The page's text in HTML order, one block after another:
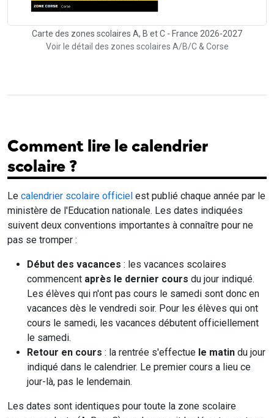
Carte des zones scolaires A, B et C - France 2026-2027
Voir le détail des zones scolaires A/B/C & Corse
Comment lire le calendrier
scolaire ?
Le calendrier scolaire officiel est publié chaque année par le
ministère de l'Education nationale. Les dates indiquées
suivent deux conventions importantes à connaître pour ne
pas se tromper :
Début des vacances : les vacances scolaires
commencent après le dernier cours du jour indiqué.
Les élèves qui n'ont pas cours le samedi sont donc en
vacances dès le vendredi soir. Pour les élèves qui ont
cours le samedi, les vacances débutent officiellement
le samedi.
Retour en cours : la rentrée s'effectue le matin du jour
indiqué dans le calendrier. Le premier cours a lieu ce
jour-là, pas le lendemain.
Les dates sont identiques pour toute la zone scolaire